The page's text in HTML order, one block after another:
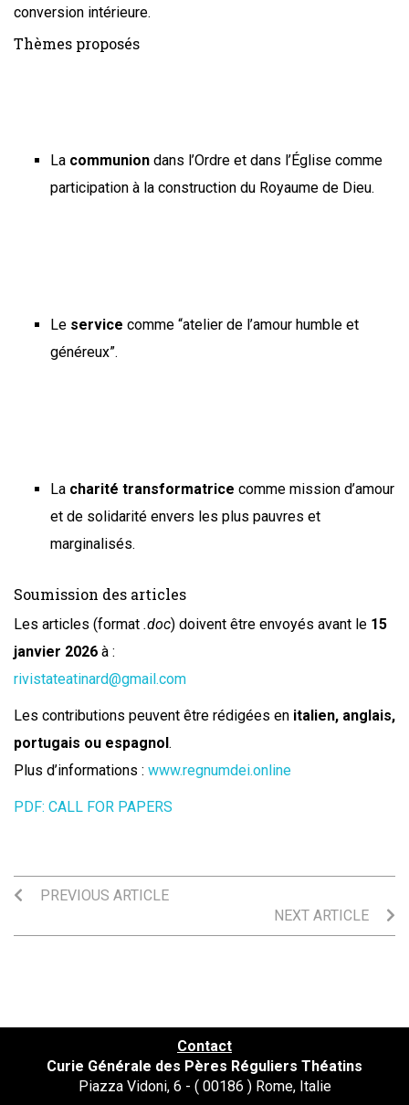
conversion intérieure.
Thèmes proposés
La communion dans l’Ordre et dans l’Église comme
participation à la construction du Royaume de Dieu.
Le service comme “atelier de l’amour humble et
généreux”.
La charité transformatrice comme mission d’amour
et de solidarité envers les plus pauvres et
marginalisés.
Soumission des articles
Les articles (format .doc) doivent être envoyés avant le 15
janvier 2026 à :
rivistateatinard@gmail.com
Les contributions peuvent être rédigées en italien, anglais,
portugais ou espagnol .
Plus d’informations : www.regnumdei.online
PDF: CALL FOR PAPERS
PREVIOUS ARTICLE
NEXT ARTICLE
Contact
Curie Générale des Pères Réguliers Théatins
Piazza Vidoni, 6 - ( 00186 ) Rome, Italie